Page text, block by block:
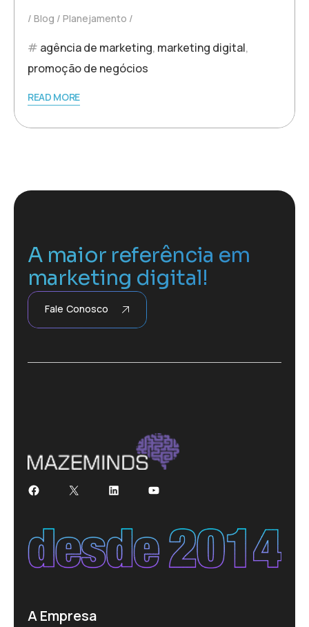
Blog Planejamento
agência de marketing, marketing digital,
promoção de negócios
READ MORE
A maior referência em
marketing digital!
Fale Conosco
Facebook
X LinkedInYoutube
A Empresa